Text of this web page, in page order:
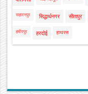
सहारनपुर सिद्धार्थनगर सीतापुर
हमीरपुर हरदोई हाथरस